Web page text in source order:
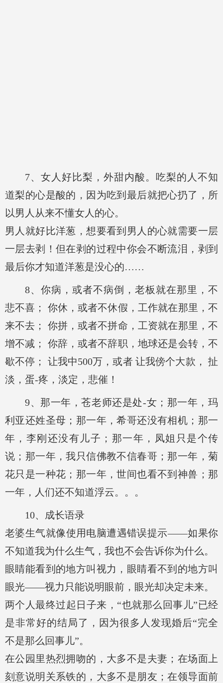
7、女人好比梨，外甜内酸。吃梨的人不知
道梨的心是酸的，因为吃到最后就把心扔了，所
以男人从来不懂女人的心。
男人就好比洋葱，想要看到男人的心就需要一层
一层去剥！但在剥的过程中你会不断流泪，剥到
最后你才知道洋葱是没心的……
8、你病，或者不病倒，老板就在那里，不
悲不喜； 你休，或者不休假，工作就在那里，不
来不去； 你拼，或者不拼命，工资就在那里，不
增不减； 你辞，或者不辞职，地球还是会转，不
歇不停； 让我中500万，或者 让我傍个大款， 扯
淡，蛋-疼，淡定，悲催！
9、那一年，苍老师还是处-女；那一年，玛
利亚还姓圣母；那一年，希哥还没有相机；那一
年，李刚还没有儿子；那一年，凤姐只是个传
说；那一年，我只信佛教不信春哥；那一年，菊
花只是一种花；那一年，世间也看不到神兽；那
一年，人们还不知道浮云。。。
10、成长语录
老婆生气就像使用电脑遭遇错误提示——如果你
不知道我为什么生气，我也不会告诉你为什么。
眼睛能看到的地方叫视力，眼睛看不到的地方叫
眼光——视力只能说明眼前，眼光却决定未来。
两个人最终过起日子来，“也就那么回事儿”已经
是非常好的结局了，因为很多人发现婚后“完全
不是那么回事儿”。
在公园里热烈拥吻的，大多不是夫妻；在场面上
刻意说明关系铁的，大多不是朋友；在领导面前